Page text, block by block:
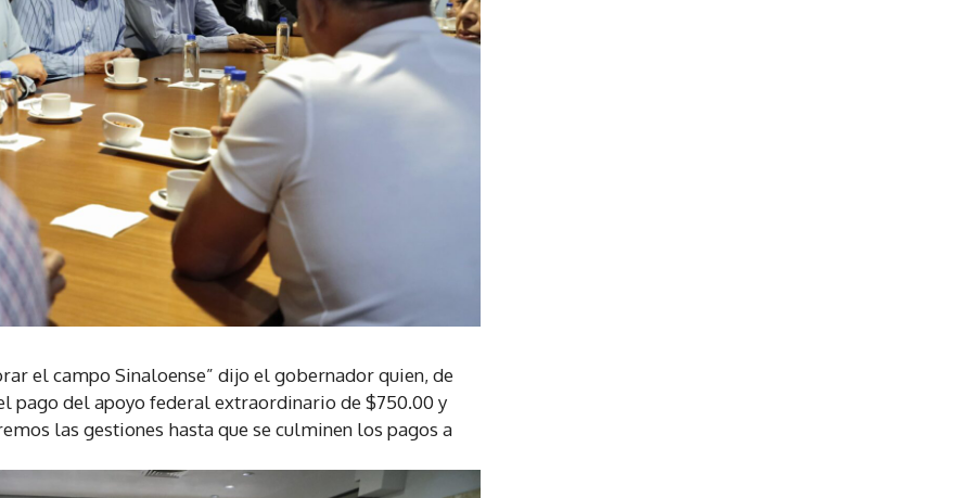
el campo Sinaloense” dijo el gobernador quien, de
pago del apoyo federal extraordinario de $750.00 y
las gestiones hasta que se culminen los pagos a